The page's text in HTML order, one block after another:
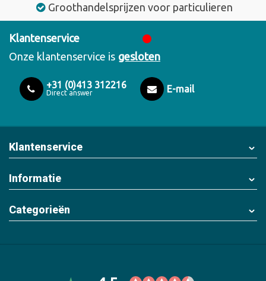
Groothandelsprijzen voor particulieren
Klantenservice
Onze klantenservice is gesloten
+31 (0)413 312216
Direct answer E-mail
Klantenservice
Informatie
Categorieën